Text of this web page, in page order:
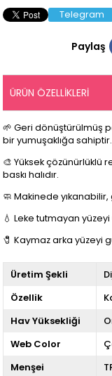
Telegram
Paylaş
ÜRÜN ÖZELLIKLERI
🌱 Geri dönüştürülmüş
bir yumuşaklığa sahiptir.
🎨 Yüksek çözünürlüklü
baskı halıdır.
🧼 Makinede
💧 Leke tutmayan
🧷 Kaymaz arka yüzeyi
Üretim Şekli
Özellik
Hav Yüksekliği
Web Color
Menşei